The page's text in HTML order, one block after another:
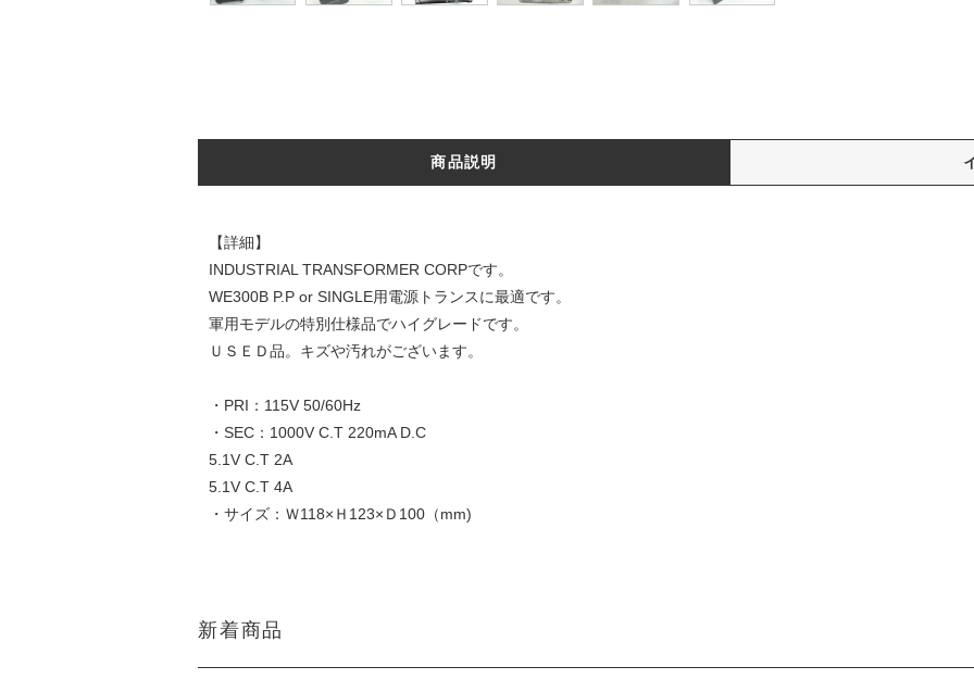
商品説明
【詳細】
INDUSTRIAL TRANSFORMER CORPです。
WE300B P.P or SINGLE用電源トランスに最適です。
軍用モデルの特別仕様品でハイグレードです。
ＵＳＥＤ品。キズや汚れがございます。
・PRI：115V 50/60Hz
・SEC：1000V C.T 220mA D.C
5.1V C.T 2A
5.1V C.T 4A
・サイズ：Ｗ118×Ｈ123×Ｄ100（mm)
新着商品